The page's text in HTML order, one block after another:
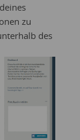
zu
des